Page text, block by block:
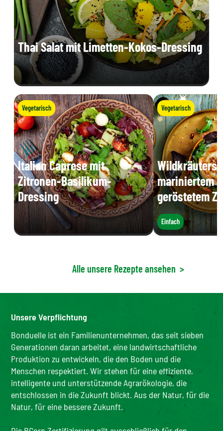
Thai Salat mit Limetten-Kokos-Dressing
Vegetarisch
Italian Caprese mit
Zitronen-Basilikum-
Dressing
Vegetarisch
mariniertem
geröstetem
Einfach
Alle unsere Rezepte ansehen >
Unsere Verpflichtung
Bonduelle ist ein Familienunternehmen, das seit sieben
Generationen daran arbeitet, eine landwirtschaftliche
Produktion zu entwickeln, die den Boden und die
Menschen respektiert. Wir stehen für eine effiziente,
intelligente und unterstützende Agrarökologie, die
entschlossen in die Zukunft blickt. Aus der Natur, für die
Natur, für eine bessere Zukunft.